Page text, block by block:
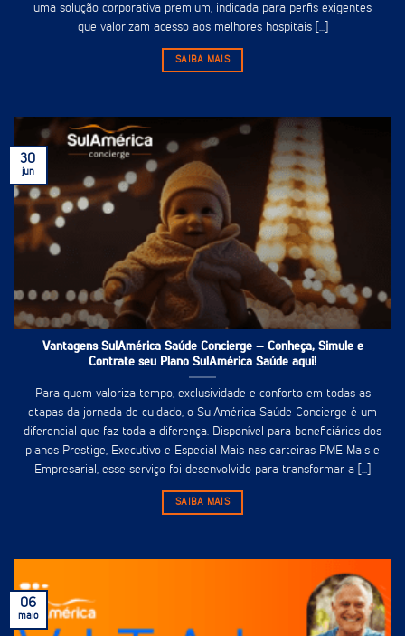
uma solução corporativa premium, indicada para perfis exigentes
que valorizam acesso aos melhores hospitais [...]
SAIBA MAIS
Vantagens SulAmérica Saúde Concierge – Conheça, Simule e
Contrate seu Plano SulAmérica Saúde aqui!
Para quem valoriza tempo, exclusividade e conforto em todas as
etapas da jornada de cuidado, o SulAmérica Saúde Concierge é um
diferencial que faz toda a diferença. Disponível para beneficiários dos
planos Prestige, Executivo e Especial Mais nas carteiras PME Mais e
Empresarial, esse serviço foi desenvolvido para transformar a [...]
SAIBA MAIS
30
jun
06
maio